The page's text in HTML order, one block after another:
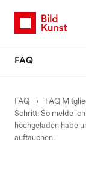
FAQ
Mitglied
Vertrag
FAQ › FAQ
Schritt: So melde
hochgeladen habe
auftauchen.